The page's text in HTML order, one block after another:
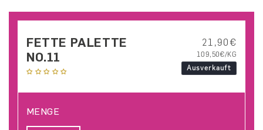
FETTE PALETTE
NO.11
Normaler
21,90€
GRUNDPREIS
PRO
109,50€/KG
Ausverkauft
MENGE